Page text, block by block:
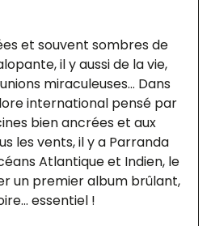
et souvent sombres de
il y aussi de la vie,
miraculeuses… Dans
international pensé par
bien ancrées et aux
les vents, il y a Parranda
Atlantique et Indien, le
un premier album brûlant,
essentiel !